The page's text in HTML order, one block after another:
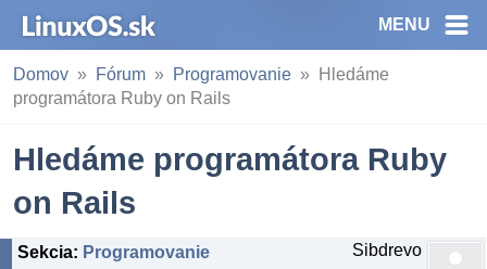
MENU
Domov Fórum Programovanie
Hledáme
programátora Ruby on Rails
Hledáme programátora Ruby
on Rails
Sekcia: Programovanie Sibdrevo